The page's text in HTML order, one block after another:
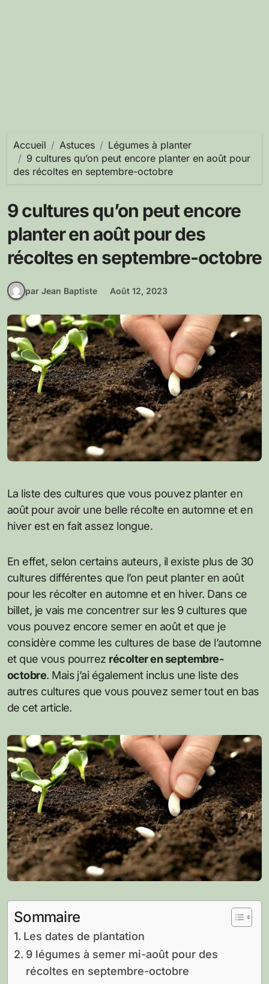
Accueil Astuces
Légumes à planter
9 cultures qu’on peut encore planter en août pour
des récoltes en septembre-octobre
9 cultures qu’on peut encore
planter en août pour des
récoltes en septembre-octobre
par Jean Baptiste Août 12, 2023
La liste des cultures que vous pouvez planter en
août pour avoir une belle récolte en automne et en
hiver est en fait assez longue.
En effet, selon certains auteurs, il existe plus de 30
cultures différentes que l’on peut planter en août
pour les récolter en automne et en hiver. Dans ce
billet, je vais me concentrer sur les 9 cultures que
vous pouvez encore semer en août et que je
considère comme les cultures de base de l’automne
et que vous pourrez récolter en septembre-
octobre. Mais j’ai également inclus une liste des
autres cultures que vous pouvez semer tout en bas
de cet article.
Sommaire
Les dates de plantation
9 légumes à semer mi-août pour des
récoltes en septembre-octobre